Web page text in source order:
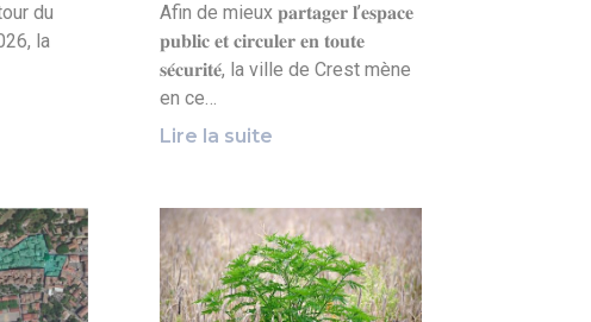
du
la
Afin de mieux 𝐩𝐚𝐫𝐭𝐚𝐠𝐞𝐫 𝐥’𝐞𝐬𝐩𝐚𝐜𝐞
𝐩𝐮𝐛𝐥𝐢𝐜 𝐞𝐭 𝐜𝐢𝐫𝐜𝐮𝐥𝐞𝐫 𝐞𝐧 𝐭𝐨𝐮𝐭𝐞
𝐬𝐞́𝐜𝐮𝐫𝐢𝐭𝐞́, la ville de Crest mène
en ce…
Lire la suite